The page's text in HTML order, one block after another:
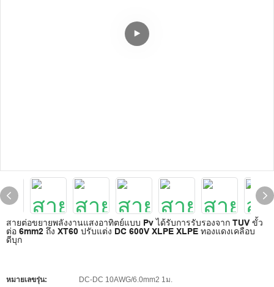
สายต่อขยายพลังงานแสงอาทิตย์แบบ Pv ได้รับการรับรองจาก TUV ขั้ว
ต่อ 6mm2 ถึง XT60 ปรับแต่ง DC 600V XLPE XLPE ทองแดงเคลือบ
ดีบุก
หมายเลขรุ่น: DC-DC 10AWG/6.0mm2 1ม.